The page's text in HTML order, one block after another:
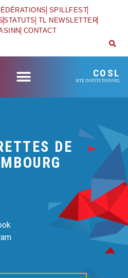
SPILLFEST
STATUTS TL NEWSLETTER
CONTACT
COSL
SITE INSTITUTIONNEL
DE